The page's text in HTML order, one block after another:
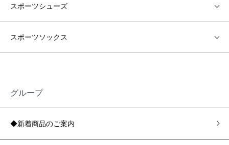
スポーツシューズ
スポーツソックス
グループ
◆新着商品のご案内